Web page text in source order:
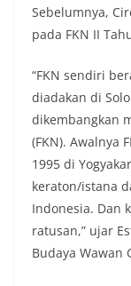
Sebelumnya,
pada FKN II
“FKN sendiri
diadakan di
dikembangkan
(FKN). Awalnya
1995 di
keraton/istana
Indonesia. Dan
ratusan,” ujar
Budaya Wawan